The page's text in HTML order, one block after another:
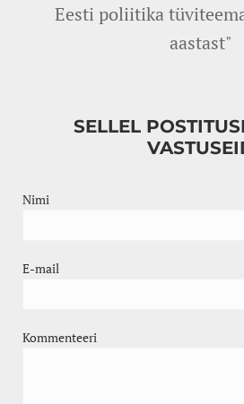
Eesti poliitika
aastast"
SELLEL
Nimi
E-mail
Kommenteeri